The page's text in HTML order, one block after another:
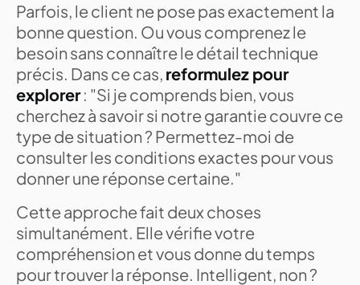
Parfois, le client ne pose pas exactement la
bonne question. Ou vous comprenez le
besoin sans connaître le détail technique
précis. Dans ce cas, reformulez pour
explorer: "Si je comprends bien, vous
cherchez à savoir si notre garantie couvre ce
type de situation ? Permettez-moi de
consulter les conditions exactes pour vous
donner une réponse certaine."
Cette approche fait deux choses
simultanément. Elle vérifie votre
compréhension et vous donne du temps
pour trouver la réponse. Intelligent, non ?